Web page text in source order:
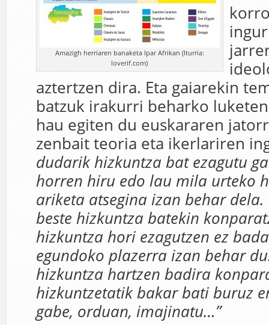
Amazigh herriaren banaketa Ipar Afrikan (Iturria:
loverif.com)
aztertzen dira. Eta gaiarekin
batzuk irakurri beharko
hau egiten du euskararen
zenbait teoria eta ikerlariren
dudarik hizkuntza bat ezagutu
horren hiru edo lau mila urteko
ariketa atsegina izan behar dela.
beste hizkuntza batekin
hizkuntza hori ezagutzen ez
egundoko plazerra izan behar
hizkuntza hartzen badira
hizkuntzetatik bakar bati buruz
gabe, orduan, imajinatu…”